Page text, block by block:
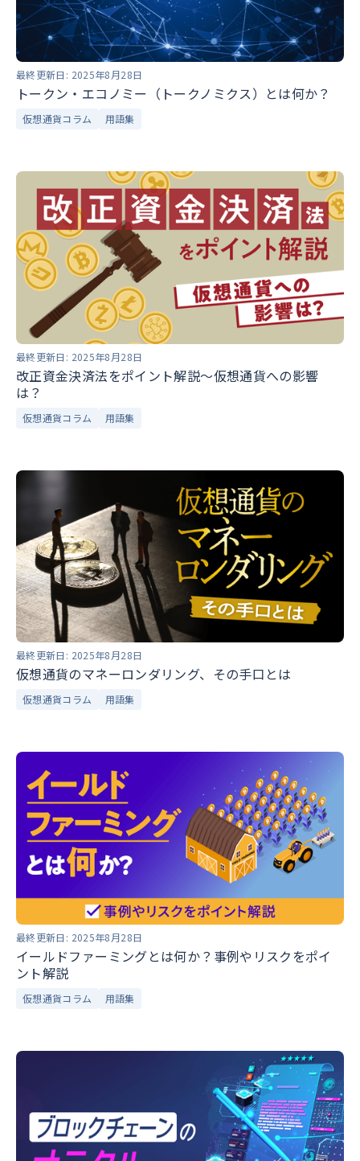
最終更新日: 2025年8月28日
トークン・エコノミー（トークノミクス）とは何か？
仮想通貨コラム 用語集
最終更新日: 2025年8月28日
改正資金決済法をポイント解説～仮想通貨への影響
は？
仮想通貨コラム 用語集
最終更新日: 2025年8月28日
仮想通貨のマネーロンダリング、その手口とは
仮想通貨コラム 用語集
最終更新日: 2025年8月28日
イールドファーミングとは何か？事例やリスクをポイ
ント解説
仮想通貨コラム 用語集